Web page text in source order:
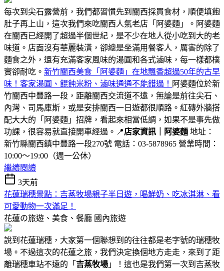
每次到尖石露營前，我們都習慣先到關西採買食材，順便填飽
肚子再上山，這次我們來吃關西人氣老店「阿婆麵」。阿婆麵
在關西已經開了超過半個世紀，是不少在地人從小吃到大的老
味道。店面沒有華麗裝潢，卻總是坐滿用餐客人，厲害的除了
麵食之外，還有充滿客家風味的湯圓和各式滷味，每一樣都樸
實卻耐吃。 新竹關西美食「阿婆麵」在地飄香超過50年的古早
味！客家湯圓、餛飩米粉、滷味通通不能錯過！ 阿婆麵位於新
竹關西中豐路一段，距離關西交流道不遠，無論是前往尖石、
內灣、司馬庫斯，或是安排關西一日遊都很順路。紅磚外牆搭
配大大的「阿婆麵」招牌，看起來相當低調，如果不是事先做
功課，很容易就直接開車經過。📍店家資訊｜阿婆麵 地址：
新竹縣關西鎮中豐路一段270號 電話：03-5878965 營業時間：
10:00～19:00（週一公休）
繼續閱讀
3天前
花蓮瑞穗景點：吉蒸牧場親子半日遊，喝鮮奶、吃冰淇淋、看
可愛動物一次滿足！
花蓮の旅遊、美食、餐廳 國內旅遊
說到花蓮瑞穗，大家第一個聯想到的往往都是老字號的瑞穗牧
場。不過這次的花蓮之旅，我們決定換個地方走走，來到了距
離瑞穗車站不遠的「 吉蒸牧場 」！這也是我們第一次到吉蒸牧